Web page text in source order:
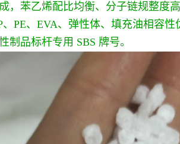
，苯乙烯配比均衡、分子链规整度
PE、EVA、弹性体、填充油相容
品标杆专用 SBS 牌号。